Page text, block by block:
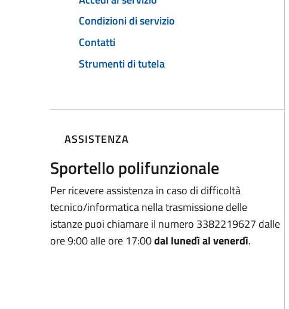
Condizioni di servizio
Contatti
Strumenti di tutela
ASSISTENZA
Sportello polifunzionale
Per ricevere assistenza in caso di difficoltà
tecnico/informatica nella trasmissionedelle
istanze puoi chiamare il numero 3382219627 dalle
ore 9:00 alle ore 17:00dal lunedì al venerdì.